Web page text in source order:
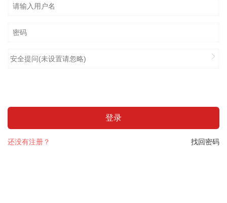
安全提问(未设置请忽略)
登录
找回密码
还没有注册？